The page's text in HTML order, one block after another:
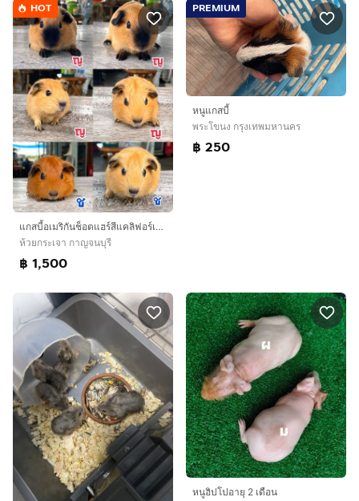
HOT
แกสบี้อเมริกันช็อตแฮร์สีแคลิฟอร์เนีย
ห้วยกระเจา กาญจนบุรี
฿ 1,500
PREMIUM
หนูแกสบี้
พระโขนง กรุงเทพมหานคร
฿ 250
หนูฮิปโปอายุ 2 เดือน